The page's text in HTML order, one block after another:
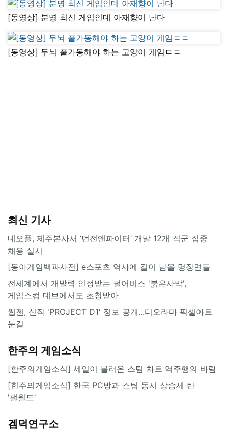
[동영상] 분명 최신 게임인데 아재향이 난다
[동영상] 두뇌 풀가동해야 하는 고양이 게임ㄷㄷ
최신 기사
네오플, 제주본사서 ‘던전앤파이터’ 개발 12개 직군 집중
채용 실시
[동아게임백과사전] e스포츠 역사에 길이 남을 명장면들
전세계에서 개발력 인정받는 펄어비스 '붉은사막',
게임스컴 데브에서도 초청받아
웹젠, 신작 'PROJECT D1' 정보 공개...디오라마 픽셀아트
눈길
한주의 게임소식
[한주의게임소식] 세일이 불러온 스팀 차트 역주행의 바람
[힌주의게임소식] 한국 PC방과 스팀 동시 상승세 탄
'팰월드'
겜덕연구소